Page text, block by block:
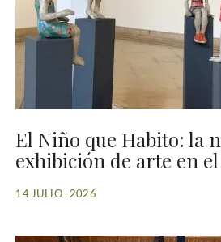
El Niño que Habito: la
exhibición de arte en
14 JULIO , 2026